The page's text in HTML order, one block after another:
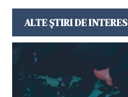
ALTE ȘTIRI DE INTERES